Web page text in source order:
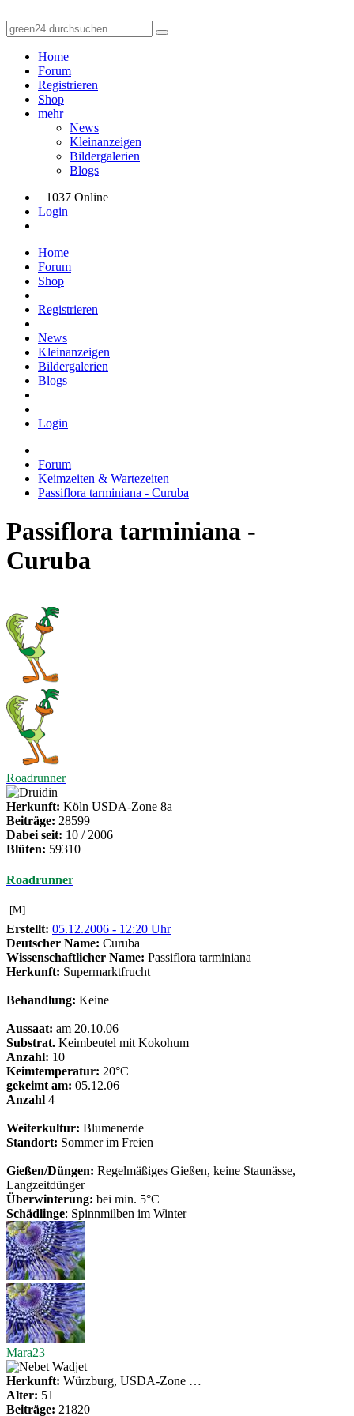
Home
Forum
Registrieren
Shop
mehr
News
Kleinanzeigen
Bildergalerien
Blogs
1037 Online
Login
Home
Forum
Shop
Registrieren
News
Kleinanzeigen
Bildergalerien
Blogs
Login
Forum
Keimzeiten & Wartezeiten
Passiflora tarminiana - Curuba
Passiflora tarminiana -
Curuba
Roadrunner
Herkunft: Köln USDA-Zone 8a
Beiträge: 28599
Dabei seit: 10 / 2006
Blüten: 59310
Roadrunner
[M]
Erstellt: 05.12.2006 - 12:20 Uhr
Deutscher Name: Curuba
Wissenschaftlicher Name: Passiflora tarminiana
Herkunft: Supermarktfrucht
Behandlung: Keine
Aussaat: am 20.10.06
Substrat. Keimbeutel mit Kokohum
Anzahl: 10
Keimtemperatur: 20°C
gekeimt am: 05.12.06
Anzahl 4
Weiterkultur: Blumenerde
Standort: Sommer im Freien
Gießen/Düngen: Regelmäßiges Gießen, keine Staunässe,
Langzeitdünger
Überwinterung: bei min. 5°C
Schädlinge: Spinnmilben im Winter
Mara23
Herkunft: Würzburg, USDA-Zone …
Alter: 51
Beiträge: 21820